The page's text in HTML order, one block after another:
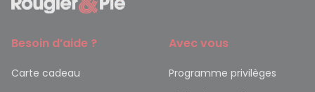
Besoin d’aide ?
Carte cadeau
Avec vous
Programme privilèges